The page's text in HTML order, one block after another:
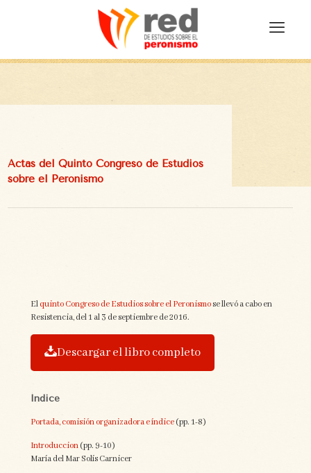
Actas del Quinto Congreso de Estudios
sobre el Peronismo
El quinto Congreso de Estudios sobre el Peronismose llevó a cabo en
Resistencia, del 1 al 3 de septiembre de 2016.
Descargar el libro completo
Índice
Portada, comisión organizadora e índice (pp. 1-8)
Introduccion (pp. 9-10)
María del Mar Solís Carnicer